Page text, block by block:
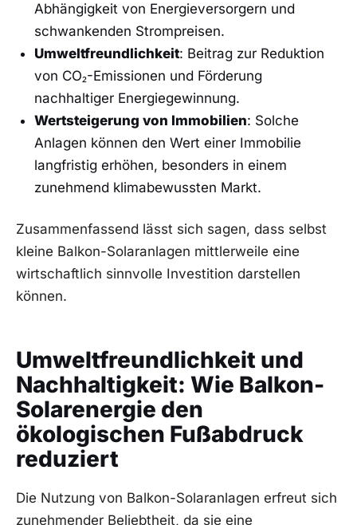
Abhängigkeit von Energieversorgern und
schwankenden Strompreisen.
Umweltfreundlichkeit: Beitrag zur Reduktion
von ⁢CO₂-Emissionen und Förderung⁤
nachhaltiger Energiegewinnung.
Wertsteigerung von Immobilien: Solche
Anlagen können​ den ‌Wert einer Immobilie
⁤langfristig erhöhen, besonders in einem
zunehmend klimabewussten ⁣Markt.
Zusammenfassend lässt ‍sich sagen, dass selbst
kleine Balkon-Solaranlagen mittlerweile ⁤eine
wirtschaftlich sinnvolle Investition darstellen
können.
Umweltfreundlichkeit‍ und
Nachhaltigkeit: ⁤Wie Balkon-
Solarenergie den
ökologischen Fußabdruck
reduziert
Die Nutzung‍ von Balkon-Solaranlagen ​erfreut sich
zunehmender Beliebtheit, da sie eine